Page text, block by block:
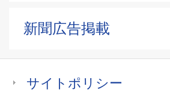
新聞広告掲載
サイトポリシー